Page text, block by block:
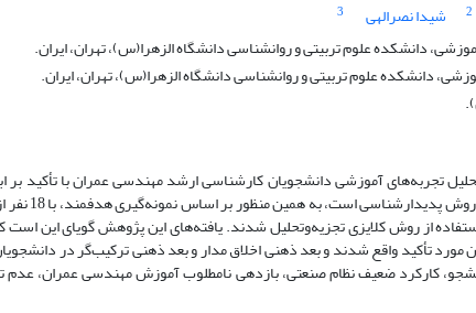
2 شیدا نصرالهی
3
دانشکده علوم تربیتی و روانشناسی دانشگاه الزهرا(س)، تهران، ایران.
دانشکده علوم تربیتی و روانشناسی دانشگاه الزهرا(س)، تهران، ایران.
تجربه‌های آموزشی دانشجویان کارشناسی ارشد مهندسی عمران با تأکید بر
رویکرد
از روش کلایزی تجزیه‌وتحلیل شدند. یافته‌های این پژوهش گویای این
مورد تأکید واقع شدند و بعد ذهنی اخلاق مدار و بعد ذهنی ترکیب‌گر در
کارکرد ضعیف نظام صنعتی، بازدهی نامطلوب آموزش مهندسی عمران، عدم